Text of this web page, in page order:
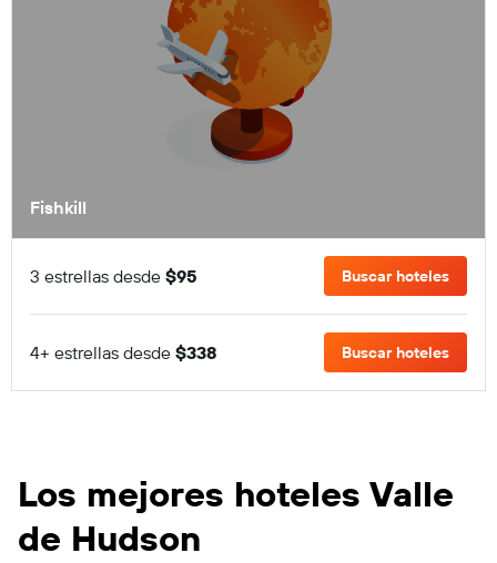
Fishkill
3 estrellas desde $95 Buscar hoteles
4+ estrellas desde $338 Buscar hoteles
Los mejores hoteles Valle
de Hudson